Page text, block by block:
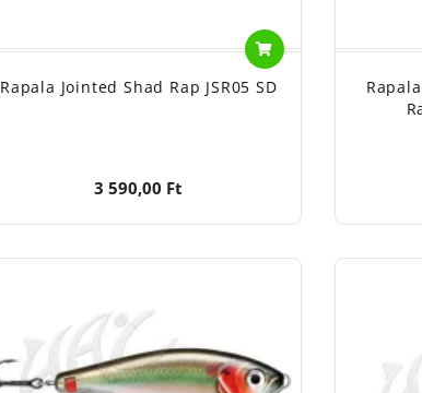
Rapala Jointed Shad Rap JSR05 SD
3 590,00 Ft